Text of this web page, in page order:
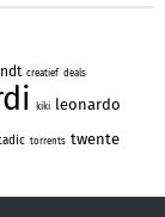
creatief deals
kiki leonardo
torrents twente